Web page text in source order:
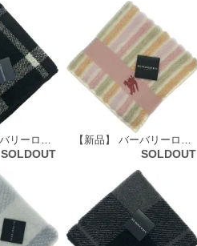
【新品】 バーバリーロンドン BURBERRY LONDON タオルハンカチ 66118
SOLDOUT
【新品】 バーバリーロンドン BURBERRY LONDON タオルハンカチ 66129
SOLDOUT